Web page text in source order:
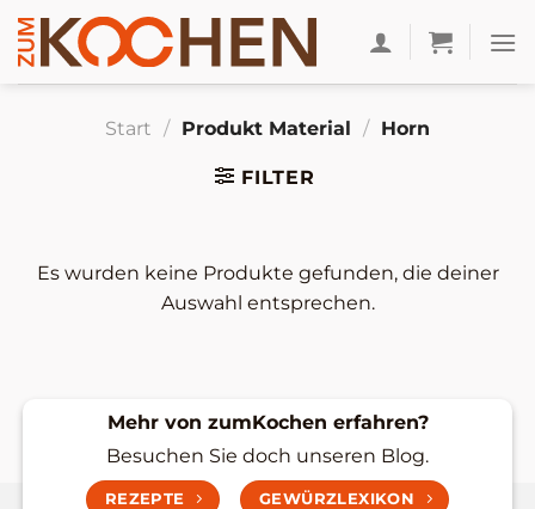
Zum
Inhalt
springen
Start / Produkt Material / Horn
FILTER
Es wurden keine Produkte gefunden, die deiner
Auswahl entsprechen.
Mehr von zumKochen erfahren?
Besuchen Sie doch unseren Blog.
REZEPTE GEWÜRZLEXIKON